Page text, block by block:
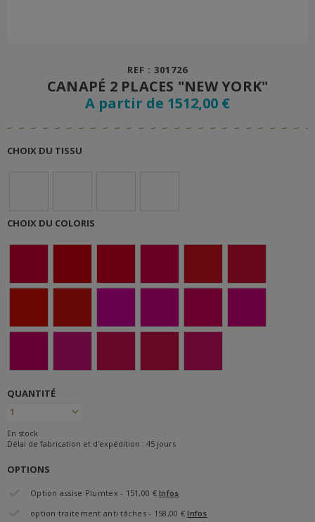
REF : 301726
CANAPÉ 2 PLACES "NEW YORK"
A partir de 1512,00 €
CHOIX DU TISSU
CHOIX DU COLORIS
QUANTITÉ
En stock
Délai de fabrication et d'expédition : 45 jours
OPTIONS
Option assise Plumtex - 151,00 € Infos
option traitement anti tâches - 158,00 € Infos